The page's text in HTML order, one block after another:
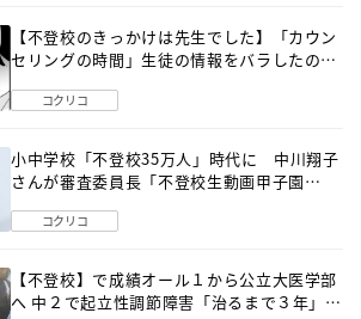
【不登校のきっかけは先生でした】「カウン
セリングの時間」生徒の情報をバラしたの
コクリコ
小中学校「不登校35万人」時代に 中川翔子
さんが審査委員長「不登校生動画甲子園
コクリコ
【不登校】で成績オール１から公立大医学部
へ 中２で起立性調節障害「治るまで３年」の